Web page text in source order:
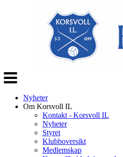
Veksle
navigasjon
Nyheter
Om Korsvoll IL
Kontakt - Korsvoll IL
Nyheter
Styret
Klubboversikt
Medlemskap